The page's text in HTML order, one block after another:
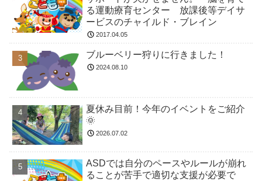
る運動療育センター 放課後等デイサ
ービスのチャイルド・ブレイン
2017.04.05
ブルーベリー狩りに行きました！
2024.08.10
夏休み目前！今年のイベントをご紹介
🌞
2026.07.02
ASDでは自分のペースやルールが崩れ
ることが苦手で適切な支援が必要で